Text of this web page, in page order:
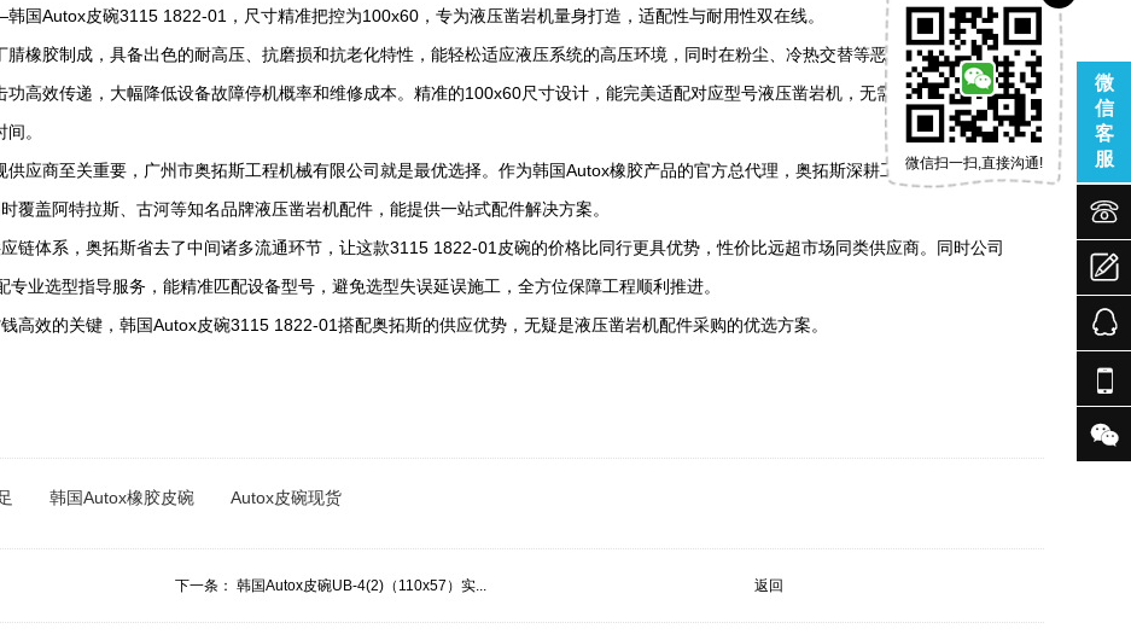
国Autox皮碗3115 1822-01，尺寸精准把控为100x60，专为液压凿岩机量身打造，适配性与耐用性双在线。
橡胶制成，具备出色的耐高压、抗磨损和抗老化特性，能轻松适应液压系统的高压环境，同时在粉尘、冷热交替等恶劣工况下保持优
高效传递，大幅降低设备故障停机概率和维修成本。精准的100x60尺寸设计，能完美适配对应型号液压凿岩机，无需额外打磨调整，
。
应商至关重要，广州市奥拓斯工程机械有限公司就是最优选择。作为韩国Autox橡胶产品的官方总代理，奥拓斯深耕工程机械进出口领
覆盖阿特拉斯、古河等知名品牌液压凿岩机配件，能提供一站式配件解决方案。
链体系，奥拓斯省去了中间诸多流通环节，让这款3115 1822-01皮碗的价格比同行更具优势，性价比远超市场同类供应商。同时公司
业选型指导服务，能精准匹配设备型号，避免选型失误延误施工，全方位保障工程顺利推进。
高效的关键，韩国Autox皮碗3115 1822-01搭配奥拓斯的供应优势，无疑是液压凿岩机配件采购的优选方案。
韩国Autox橡胶皮碗 Autox皮碗现货
下一条： 韩国Autox皮碗UB-4(2)（110x57）实... 返回
微
信
客
服
微信扫一扫,直接沟通!




